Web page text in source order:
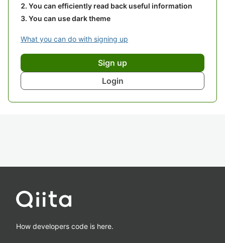
You can efficiently read back useful information
You can use dark theme
What you can do with signing up
Sign up
Login
How developers code is here.